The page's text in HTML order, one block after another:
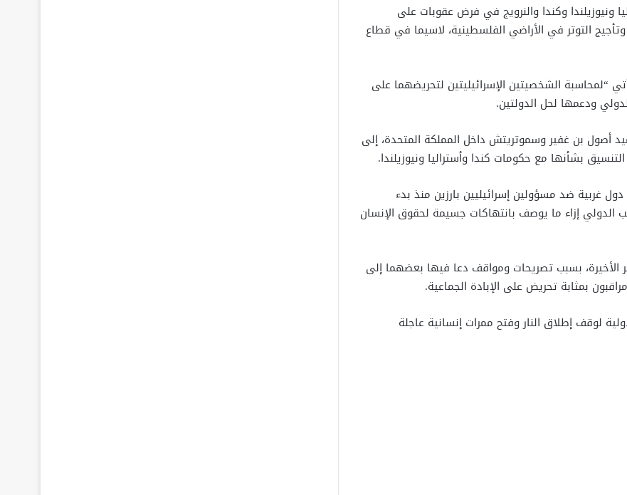
ونيوزيلندا وكندا والنرويج في فرض عقوبات على
التوتر في الأراضي الفلسطينية، لاسيما في قطاع
“لمحاسبة الشخصيتين الإسرائيليتين لتحريضهما على
ودعمها لحل الدولتين.
أصول بن غفير وسموتريتش داخل المملكة المتحدة، إلى
بشأنها مع حكومات كندا وأستراليا ونيوزيلندا.
غربية ضد مسؤولين إسرائيليين بارزين منذ بدء
الدولي إزاء ما يوصف بانتهاكات جسيمة لحقوق الإنسان
الأخيرة، بسبب تصريحات ومواقف دعا فيها بعضهما إلى
بمثابة تحريض على الإبادة الجماعية.
لوقف إطلاق النار وفتح ممرات إنسانية عاجلة